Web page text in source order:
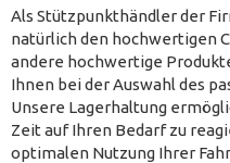
Als Stützpunkthändler der
natürlich den hochwertigen
andere hochwertige
Ihnen bei der Auswahl des
Unsere Lagerhaltung
Zeit auf Ihren Bedarf zu
optimalen Nutzung Ihrer